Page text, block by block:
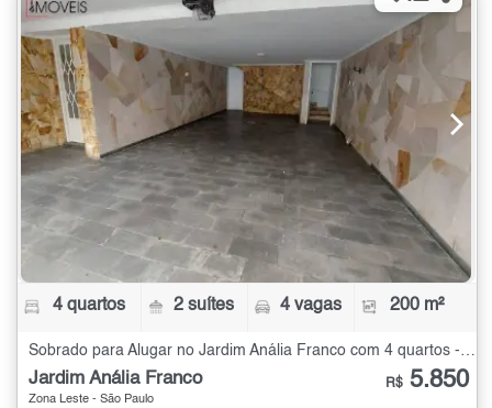
4 quartos 2 suítes 4 vagas 200 m²
Sobrado para Alugar no Jardim Anália Franco com 4 quartos - 200 m²
Jardim Anália Franco
Zona Leste - São Paulo
R$ 5.850